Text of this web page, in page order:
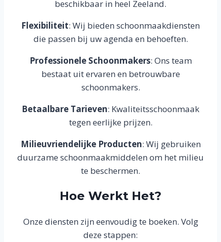
beschikbaar in heel Zeeland.
Flexibiliteit: Wij bieden schoonmaakdiensten
die passen bij uw agenda en behoeften.
Professionele Schoonmakers: Ons team
bestaat uit ervaren en betrouwbare
schoonmakers.
Betaalbare Tarieven: Kwaliteitsschoonmaak
tegen eerlijke prijzen.
Milieuvriendelijke Producten: Wij gebruiken
duurzame schoonmaakmiddelen om het milieu
te beschermen.
Hoe Werkt Het?
Onze diensten zijn eenvoudig te boeken. Volg
deze stappen: